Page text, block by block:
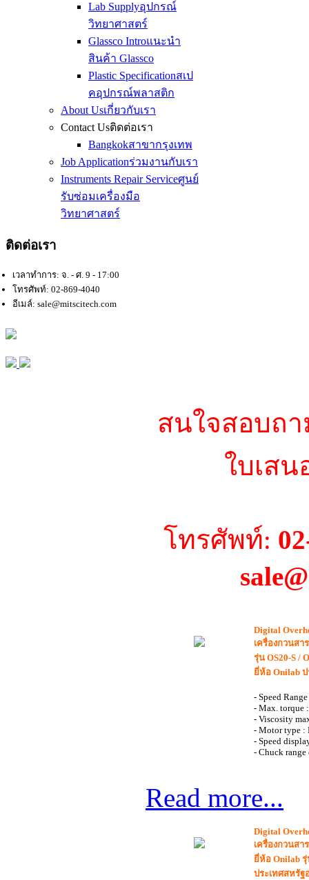
Lab Supplyอุปกรณ์
วิทยาศาสตร์
Glassco Introแนะนำ
สินค้า Glassco
Plastic Specificationสเป
คอุปกรณ์พลาสติก
About Usเกี่ยวกับเรา
Contact Usติดต่อเรา
Bangkokสาขากรุงเทพ
Job Applicationร่วมงานกับเรา
Instruments Repair Serviceศูนย์
รับซ่อมเครื่องมือ
วิทยาศาสตร์
ติดต่อเรา
เวลาทำการ: จ. - ศ. 9 - 17:00
โทรศัพท์: 02-869-4040
อีเมล์: sale@mitscitech.com
สนใจสอบถ
ใบเส
โทรศัพท์:
Digital
เครื่องกวนส
รุ่น OS20-S /
ยี่ห้อ Onilab
- Speed
- Max. torque
- Viscosity
- Motor type :
- Speed
- Chuck range
Read more...
Digital
เครื่องกวนส
ยี่ห้อ Onilab รุ่
ประเทศสหรัฐ